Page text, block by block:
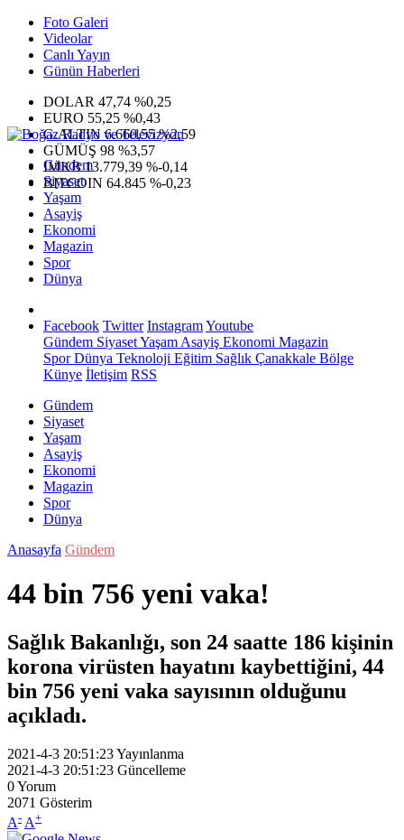
Foto Galeri
Videolar
Canlı Yayın
Günün Haberleri
DOLAR 47,74 %0,25
EURO 55,25 %0,43
G.ALTIN6.660,55 %2,59
GÜMÜŞ 98 %3,57
IMKB13.779,39 %-0,14
BITCOIN 64.845 %-0,23
Gündem
Siyaset
Yaşam
Asayiş
Ekonomi
Magazin
Spor
Dünya
Facebook Twitter InstagramYoutube
Gündem SiyasetYaşam Asayiş Ekonomi Magazin
SporDünya Teknoloji Eğitim Sağlık Çanakkale Bölge
Künye İletişim RSS
Gündem
Siyaset
Yaşam
Asayiş
Ekonomi
Magazin
Spor
Dünya
Anasayfa Gündem
44 bin 756 yeni vaka!
Sağlık Bakanlığı, son 24 saatte 186 kişinin
korona virüsten hayatını kaybettiğini, 44
bin 756 yeni vaka sayısının olduğunu
açıkladı.
2021-4-3 20:51:23Yayınlanma
2021-4-3 20:51:23 Güncelleme
0Yorum
2071 Gösterim
A- A+